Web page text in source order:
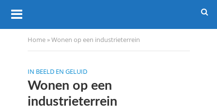
Home»Wonen op een industrieterrein
IN BEELD EN GELUID
Wonen op een
industrieterrein